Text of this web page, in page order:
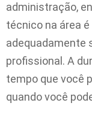
administração,
técnico na área
adequadamente
profissional. A
tempo que você
quando você